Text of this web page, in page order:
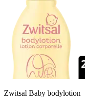
Zwitsal Baby bodylotion